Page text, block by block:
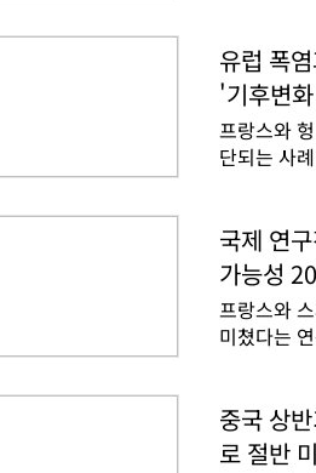
재배하기
샤토라스
골칫덩이'
행하는 특
을 반드시
국형 녹색
녹색채권
조달한 자
원 규모의
달비용을
는 "이번
&mi
유럽 폭
'기후변
프랑스와
단되는 사
기후변화
일(현지시
는 최근 자
중단하기
가 폭염과
다.그러나
로 활용하
국제 연
가능성
프랑스와
미쳤다는
페리얼 칼
기후 연구
중국 상
로 절반